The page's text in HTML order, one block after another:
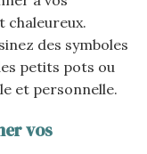
chaleureux.
des symboles
petits pots ou
et personnelle.
vos